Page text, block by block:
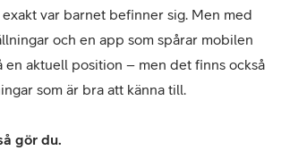
var barnet befinner sig. Men med
och en app som spårar mobilen
en aktuell position – men det finns också
som är bra att känna till.
gör du.